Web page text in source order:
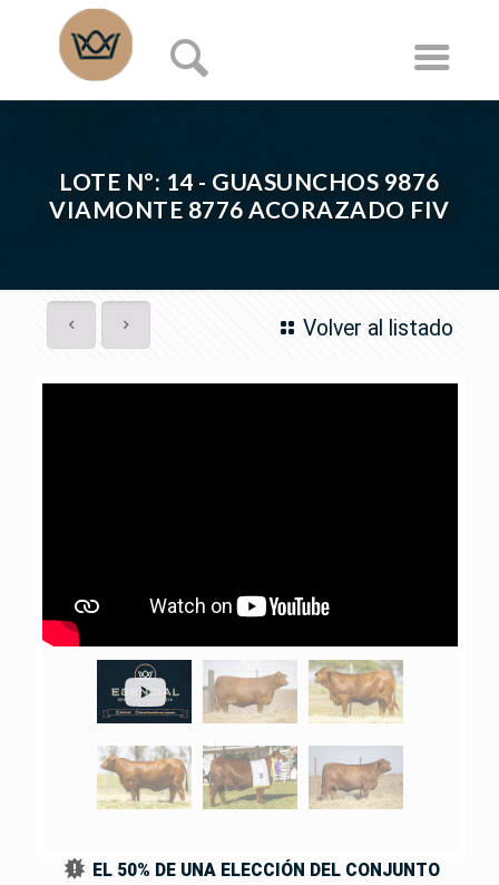
LOTE Nº: 14 - GUASUNCHOS 9876
VIAMONTE 8776 ACORAZADO FIV
Volver al listado
EL 50% DE UNA ELECCIÓN DEL CONJUNTO